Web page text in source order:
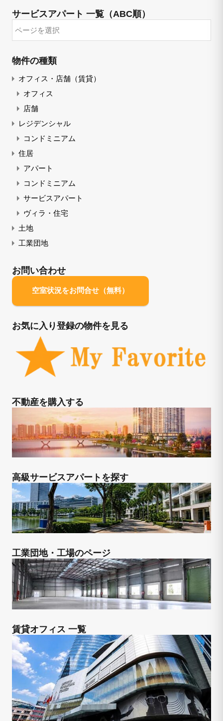
サービスアパート 一覧（ABC順）
物件の種類
オフィス・店舗（賃貸）
オフィス
店舗
レジデンシャル
コンドミニアム
住居
アパート
コンドミニアム
サービスアパート
ヴィラ・住宅
土地
工業団地
お問い合わせ
空室状況をお問合せ（無料）
お気に入り登録の物件を見る
不動産を購入する
高級サービスアパートを探す
工業団地・工場のページ
賃貸オフィス 一覧